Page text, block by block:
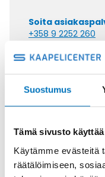
Suostumus
Tämä sivusto
Käytämme evästeitä
räätälöimiseen,
Soita
+358 9 2252 260
Tai lähetä